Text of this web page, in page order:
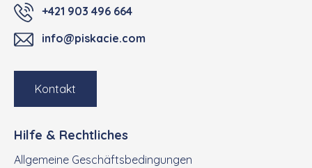
+421 903 496 664
info@piskacie.com
Kontakt
Hilfe & Rechtliches
Allgemeine Geschäftsbedingungen